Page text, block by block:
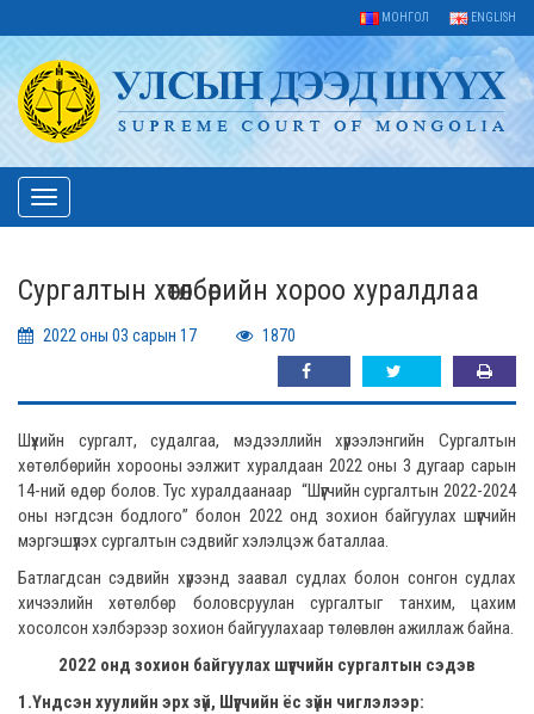
МОНГОЛ ENGLISH
Toggle
navigation
Сургалтын хөтөлбөрийн хороо хуралдлаа
2022 оны 03 сарын 17 1870
Шүүхийн сургалт, судалгаа, мэдээллийн хүрээлэнгийн Сургалтын
хөтөлбөрийн хорооны ээлжит хуралдаан 2022 оны 3 дугаар сарын
14-ний өдөр болов. Тус хуралдаанаар “Шүүгчийн сургалтын 2022-2024
оны нэгдсэн бодлого” болон 2022 онд зохион байгуулах шүүгчийн
мэргэшүүлэх сургалтын сэдвийг хэлэлцэж баталлаа.
Батлагдсан сэдвийн хүрээнд заавал судлах болон сонгон судлах
хичээлийн хөтөлбөр боловсруулан сургалтыг танхим, цахим
хосолсон хэлбэрээр зохион байгуулахаар төлөвлөн ажиллаж байна.
2022 онд зохион байгуулах шүүгчийн сургалтын сэдэв
1.Үндсэн хуулийн эрх зүй, Шүүгчийн ёс зүйн чиглэлээр: